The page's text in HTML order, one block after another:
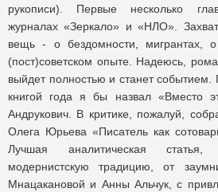
рукописи). Первые несколько
журналах «Зеркало» и «НЛО».
вещь - о бездомности, мигрантах,
(пост)советском опыте. Надеюсь,
выйдет полностью и станет событием.
книгой года я бы назвал «Вместо
Андрукович. В критике, пожалуй,
Олега Юрьева «Писатель как
Лучшая аналитическая статья,
модернистскую традицию, от
Мнацакановой и Анны Альчук, с